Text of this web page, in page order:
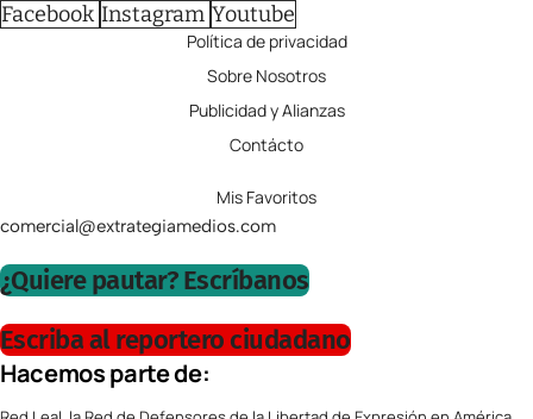
Facebook Instagram Youtube
Política de privacidad
Sobre Nosotros
Publicidad y Alianzas
Contácto
Mis Favoritos
comercial@extrategiamedios.com
¿Quiere pautar? Escríbanos
Escriba al reportero ciudadano
Hacemos parte de: